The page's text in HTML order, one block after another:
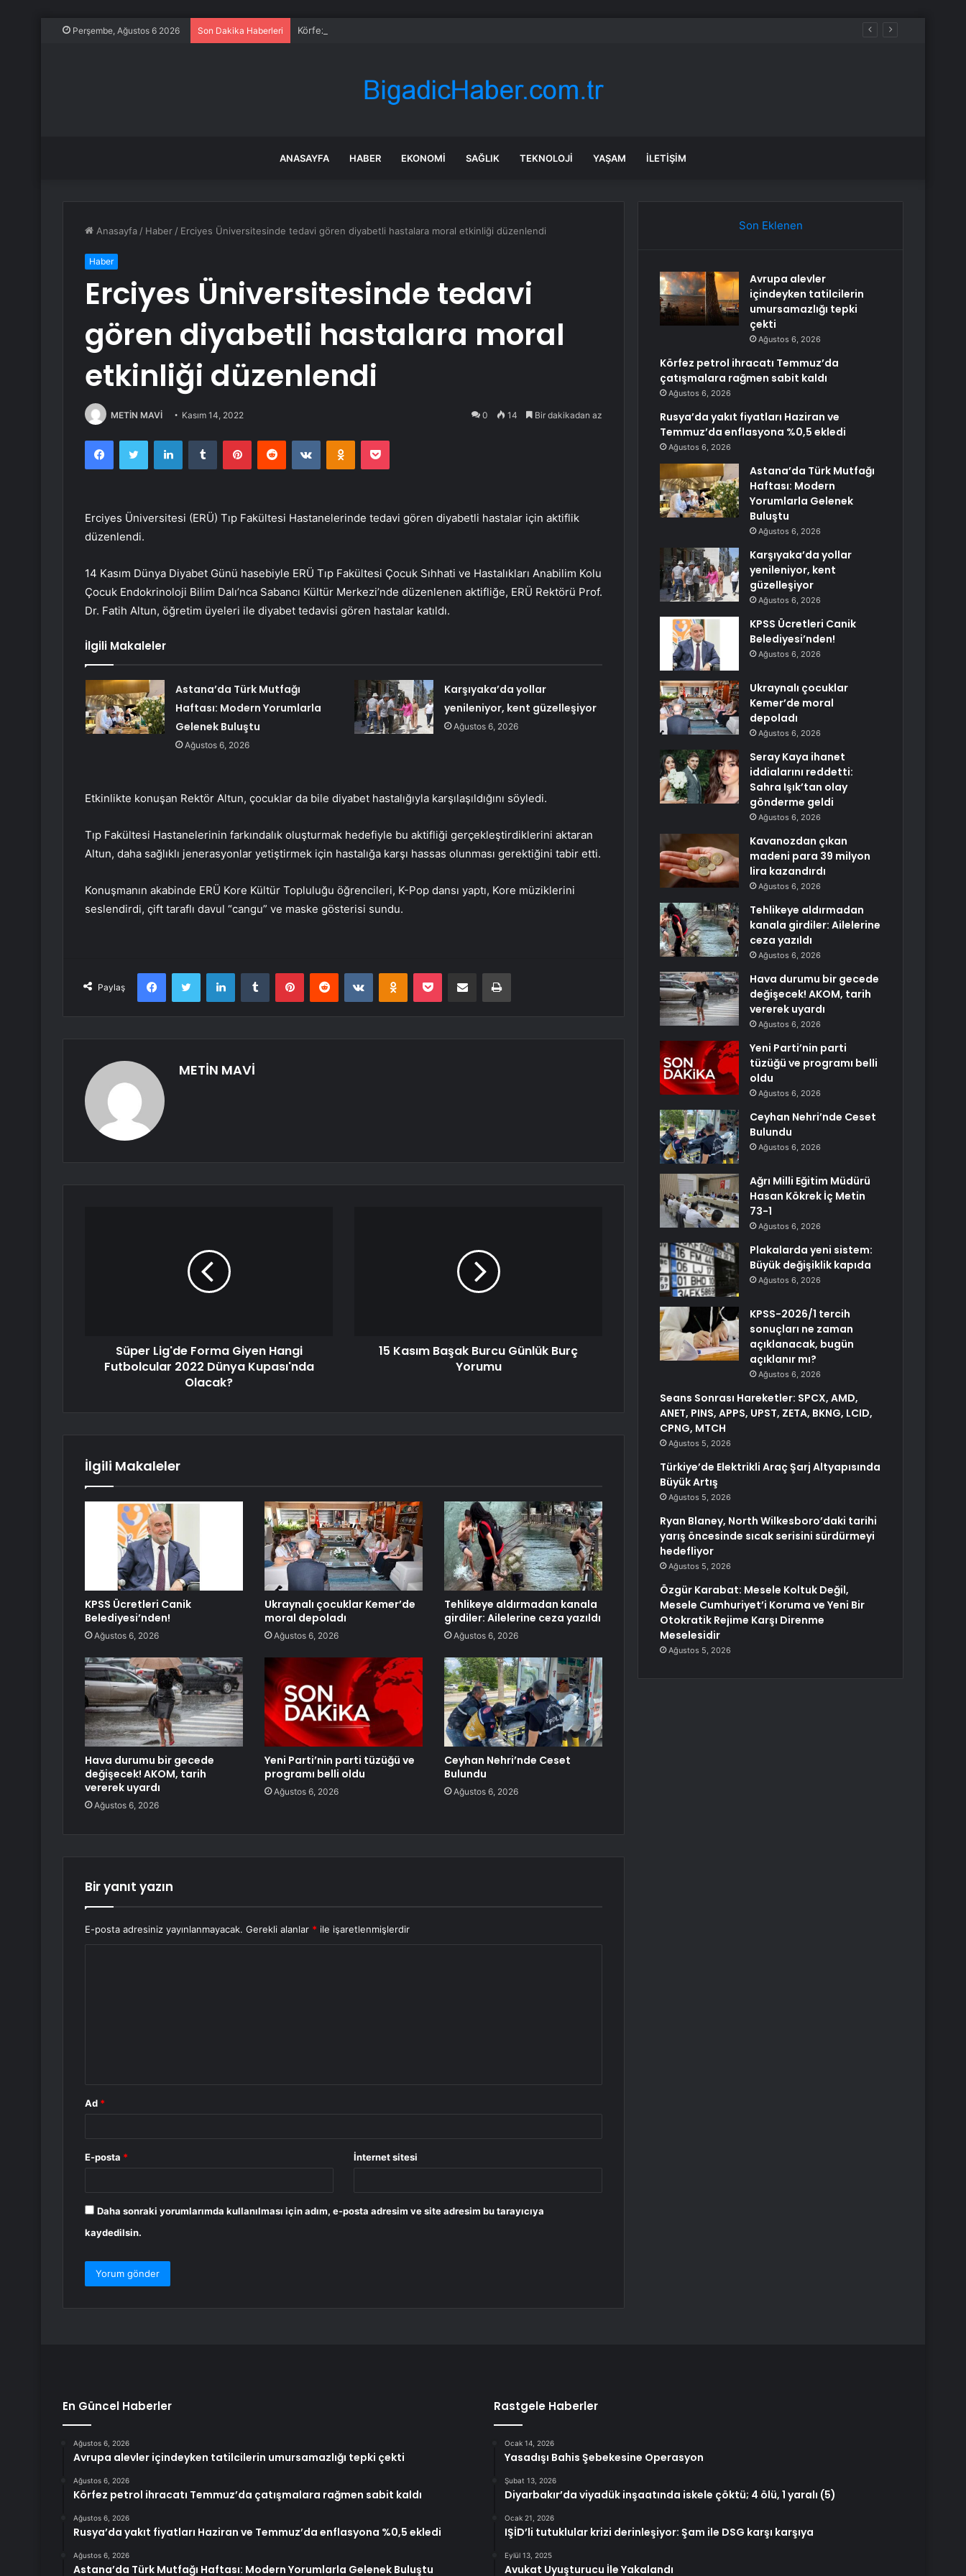
Perşembe, Ağustos 6 2026 Son Dakika Haberleri Körfez petrol ihracatı Temmuz’da çatışmalara rağmen sabit kaldı
ANASAYFA HABER EKONOMI SAĞLIK TEKNOLOJI YAŞAM İLETIŞIM
Anasayfa / Haber / Erciyes Üniversitesinde tedavi gören diyabetli hastalara moral etkinliği düzenlendi
Haber
Erciyes Üniversitesinde tedavi
gören diyabetli hastalara moral
etkinliği düzenlendi
METİN MAVİ Kasım 14, 2022 0 14 Bir dakikadan az
FacebookTwitter LinkedInTumblr PinterestReddit VKontakteOdnoklassniki
Pocket
Erciyes Üniversitesi (ERÜ) Tıp Fakültesi Hastanelerinde tedavi gören diyabetli hastalar için aktiflik
düzenlendi.
14 Kasım Dünya Diyabet Günü hasebiyle ERÜ Tıp Fakültesi Çocuk Sıhhati ve Hastalıkları Anabilim Kolu
Çocuk Endokrinoloji Bilim Dalı’nca Sabancı Kültür Merkezi’nde düzenlenen aktifliğe, ERÜ Rektörü Prof.
Dr. Fatih Altun, öğretim üyeleri ile diyabet tedavisi gören hastalar katıldı.
İlgili Makaleler
Astana’da Türk Mutfağı
Haftası: Modern Yorumlarla
Gelenek Buluştu
Ağustos 6, 2026
Karşıyaka’da yollar
yenileniyor, kent güzelleşiyor
Ağustos 6, 2026
Etkinlikte konuşan Rektör Altun, çocuklar da bile diyabet hastalığıyla karşılaşıldığını söyledi.
Tıp Fakültesi Hastanelerinin farkındalık oluşturmak hedefiyle bu aktifliği gerçekleştirdiklerini aktaran
Altun, daha sağlıklı jenerasyonlar yetiştirmek için hastalığa karşı hassas olunması gerektiğini tabir etti.
Konuşmanın akabinde ERÜ Kore Kültür Topluluğu öğrencileri, K-Pop dansı yaptı, Kore müziklerini
seslendirdi, çift taraflı davul “cangu” ve maske gösterisi sundu.
Paylaş
FacebookTwitter LinkedInTumblr PinterestReddit VKontakteOdnoklassniki
Pocket E-Posta ile paylaş Yazdır
METİN MAVİ
Süper Lig'de Forma Giyen Hangi
Futbolcular 2022 Dünya Kupası'nda
Olacak?
15 Kasım Başak Burcu Günlük Burç
Yorumu
İlgili Makaleler
KPSS Ücretleri Canik
Belediyesi’nden!
Ağustos 6, 2026
Ukraynalı çocuklar Kemer’de
moral depoladı
Ağustos 6, 2026
Tehlikeye aldırmadan kanala
girdiler: Ailelerine ceza yazıldı
Ağustos 6, 2026
Hava durumu bir gecede
değişecek! AKOM, tarih
vererek uyardı
Ağustos 6, 2026
Yeni Parti’nin parti tüzüğü ve
programı belli oldu
Ağustos 6, 2026
Ceyhan Nehri’nde Ceset
Bulundu
Ağustos 6, 2026
Bir yanıt yazın
E-posta adresiniz yayınlanmayacak. Gerekli alanlar * ile işaretlenmişlerdir
Ad *
E-posta * İnternet sitesi
Daha sonraki yorumlarımda kullanılması için adım, e-posta adresim ve site adresim bu tarayıcıya
kaydedilsin.
Son Eklenen
Avrupa alevler
içindeyken tatilcilerin
umursamazlığı tepki
çekti
Ağustos 6, 2026
Körfez petrol ihracatı Temmuz’da
çatışmalara rağmen sabit kaldı
Ağustos 6, 2026
Rusya’da yakıt fiyatları Haziran ve
Temmuz’da enflasyona %0,5 ekledi
Ağustos 6, 2026
Astana’da Türk Mutfağı
Haftası: Modern
Yorumlarla Gelenek
Buluştu
Ağustos 6, 2026
Karşıyaka’da yollar
yenileniyor, kent
güzelleşiyor
Ağustos 6, 2026
KPSS Ücretleri Canik
Belediyesi’nden!
Ağustos 6, 2026
Ukraynalı çocuklar
Kemer’de moral
depoladı
Ağustos 6, 2026
Seray Kaya ihanet
iddialarını reddetti:
Sahra Işık’tan olay
gönderme geldi
Ağustos 6, 2026
Kavanozdan çıkan
madeni para 39 milyon
lira kazandırdı
Ağustos 6, 2026
Tehlikeye aldırmadan
kanala girdiler: Ailelerine
ceza yazıldı
Ağustos 6, 2026
Hava durumu bir gecede
değişecek! AKOM, tarih
vererek uyardı
Ağustos 6, 2026
Yeni Parti’nin parti
tüzüğü ve programı belli
oldu
Ağustos 6, 2026
Ceyhan Nehri’nde Ceset
Bulundu
Ağustos 6, 2026
Ağrı Milli Eğitim Müdürü
Hasan Kökrek İç Metin
73-1
Ağustos 6, 2026
Plakalarda yeni sistem:
Büyük değişiklik kapıda
Ağustos 6, 2026
KPSS-2026/1 tercih
sonuçları ne zaman
açıklanacak, bugün
açıklanır mı?
Ağustos 6, 2026
Seans Sonrası Hareketler: SPCX, AMD,
ANET, PINS, APPS, UPST, ZETA, BKNG, LCID,
CPNG, MTCH
Ağustos 5, 2026
Türkiye’de Elektrikli Araç Şarj Altyapısında
Büyük Artış
Ağustos 5, 2026
Ryan Blaney, North Wilkesboro’daki tarihi
yarış öncesinde sıcak serisini sürdürmeyi
hedefliyor
Ağustos 5, 2026
Özgür Karabat: Mesele Koltuk Değil,
Mesele Cumhuriyet’i Koruma ve Yeni Bir
Otokratik Rejime Karşı Direnme
Meselesidir
Ağustos 5, 2026
En Güncel Haberler
Ağustos 6, 2026
Avrupa alevler içindeyken tatilcilerin umursamazlığı tepki çekti
Ağustos 6, 2026
Körfez petrol ihracatı Temmuz’da çatışmalara rağmen sabit kaldı
Ağustos 6, 2026
Rusya’da yakıt fiyatları Haziran ve Temmuz’da enflasyona %0,5 ekledi
Ağustos 6, 2026
Astana’da Türk Mutfağı Haftası: Modern Yorumlarla Gelenek Buluştu
Rastgele Haberler
Ocak 14, 2026
Yasadışı Bahis Şebekesine Operasyon
Şubat 13, 2026
Diyarbakır’da viyadük inşaatında iskele çöktü; 4 ölü, 1 yaralı (5)
Ocak 21, 2026
IŞİD’li tutuklular krizi derinleşiyor: Şam ile DSG karşı karşıya
Eylül 13, 2025
Avukat Uyuşturucu İle Yakalandı